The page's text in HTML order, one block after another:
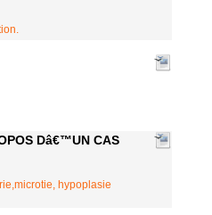
Dâ€™UN CAS
hypoplasie